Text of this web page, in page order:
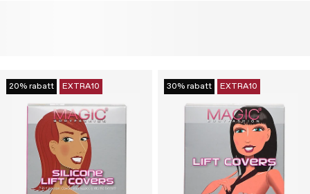
20% rabatt EXTRA10 30% rabatt EXTRA10